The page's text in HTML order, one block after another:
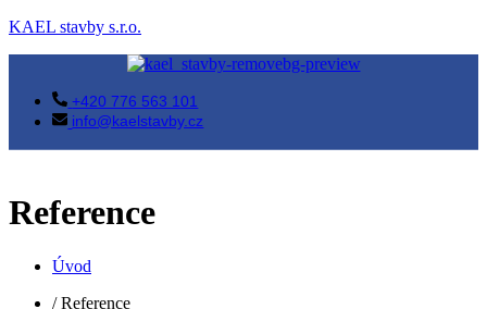
KAEL stavby s.r.o.
+420 776 563 101
info@kaelstavby.cz
Reference
Úvod
/ Reference